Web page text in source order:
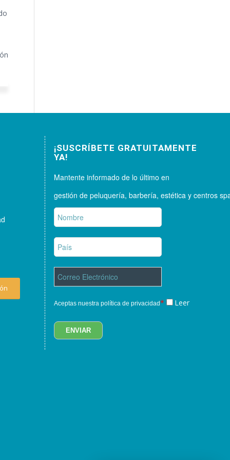
¡SUSCRÍBETE GRATUITAMENTE
YA!
Mantente informado de lo último en
gestión de peluquería, barbería, estética y centros
Aceptas nuestra política de privacidad* Leer